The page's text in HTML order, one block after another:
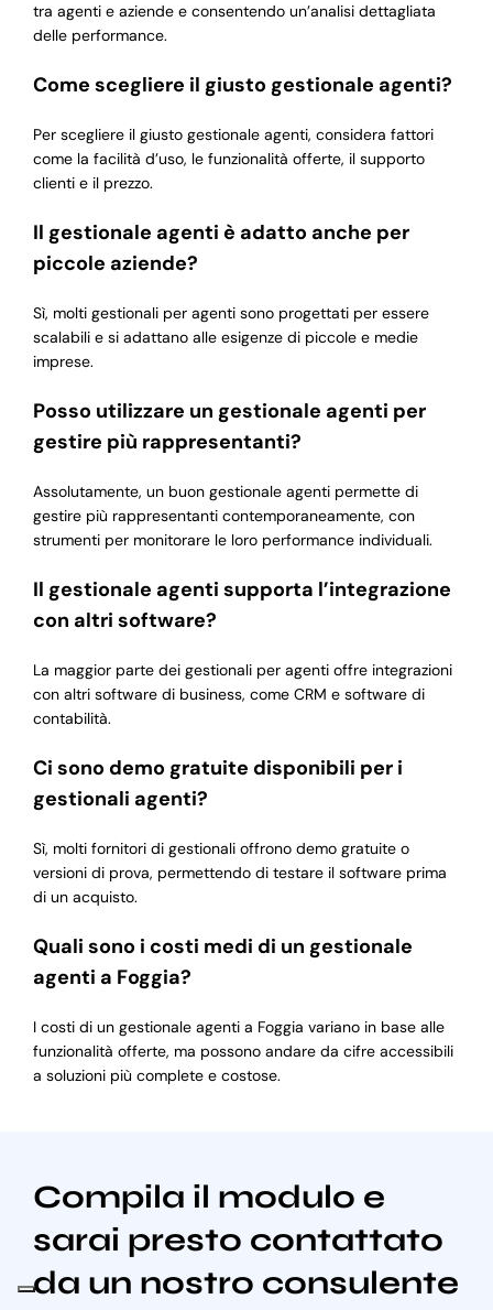
tra agenti e aziende e consentendo un’analisi dettagliata
delle performance.
Come scegliere il giusto gestionale agenti?
Per scegliere il giusto gestionale agenti, considera fattori
come la facilità d’uso, le funzionalità offerte, il supporto
clienti e il prezzo.
Il gestionale agenti è adatto anche per
piccole aziende?
Sì, molti gestionali per agenti sono progettati per essere
scalabili e si adattano alle esigenze di piccole e medie
imprese.
Posso utilizzare un gestionale agenti per
gestire più rappresentanti?
Assolutamente, un buon gestionale agenti permette di
gestire più rappresentanti contemporaneamente, con
strumenti per monitorare le loro performance individuali.
Il gestionale agenti supporta l’integrazione
con altri software?
La maggior parte dei gestionali per agenti offre integrazioni
con altri software di business, come CRM e software di
contabilità.
Ci sono demo gratuite disponibili per i
gestionali agenti?
Sì, molti fornitori di gestionali offrono demo gratuite o
versioni di prova, permettendo di testare il software prima
di un acquisto.
Quali sono i costi medi di un gestionale
agenti a Foggia?
I costi di un gestionale agenti a Foggia variano in base alle
funzionalità offerte, ma possono andare da cifre accessibili
a soluzioni più complete e costose.
Compila il modulo e
sarai presto contattato
da un nostro consulente